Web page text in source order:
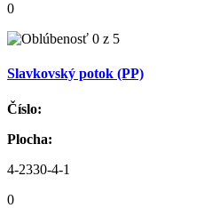
0
Slavkovský potok (PP)
Číslo:
Plocha:
4-2330-4-1
0